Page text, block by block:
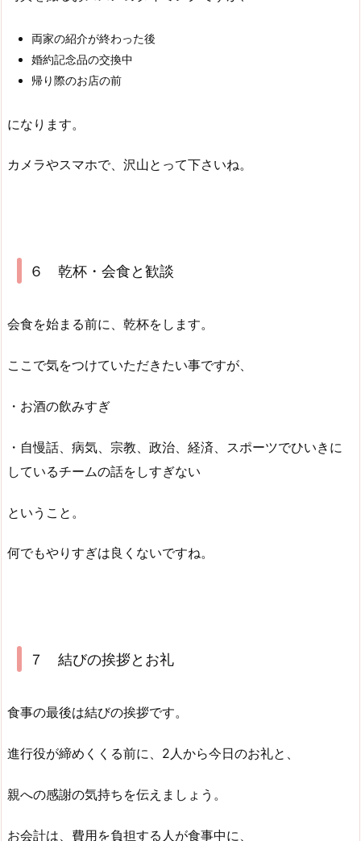
両家の紹介が終わった後
婚約記念品の交換中
帰り際のお店の前
になります。
カメラやスマホで、沢山とって下さいね。
６ 乾杯・会食と歓談
会食を始まる前に、乾杯をします。
ここで気をつけていただきたい事ですが、
・お酒の飲みすぎ
・自慢話、病気、宗教、政治、経済、スポーツでひいきに
しているチームの話をしすぎない
ということ。
何でもやりすぎは良くないですね。
７ 結びの挨拶とお礼
食事の最後は結びの挨拶です。
進行役が締めくくる前に、2人から今日のお礼と、
親への感謝の気持ちを伝えましょう。
お会計は、費用を負担する人が食事中に、